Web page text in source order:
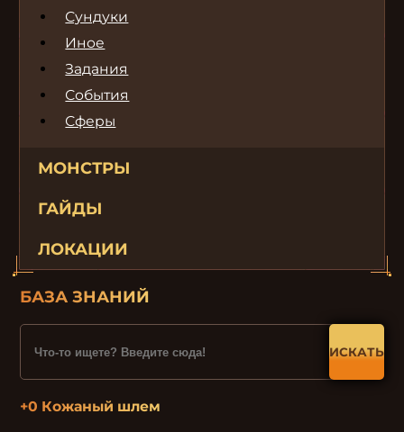
Сундуки
Иное
Задания
События
Сферы
МОНСТРЫ
ГАЙДЫ
ЛОКАЦИИ
БАЗА ЗНАНИЙ
ИСКАТЬ
+0 Кожаный шлем